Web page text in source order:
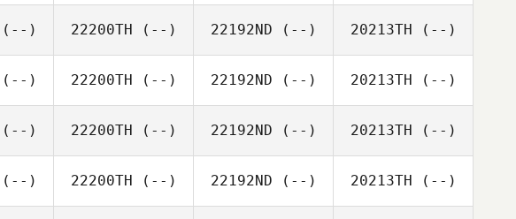
(--) 22200TH (--) 22192ND (--) 20213TH (--)
(--) 22200TH (--) 22192ND (--) 20213TH (--)
(--) 22200TH (--) 22192ND (--) 20213TH (--)
(--) 22200TH (--) 22192ND (--) 20213TH (--)